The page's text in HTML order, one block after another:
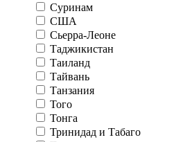
Суринам
США
Сьерра-Леоне
Таджикистан
Таиланд
Тайвань
Танзания
Того
Тонга
Тринидад и Табаго